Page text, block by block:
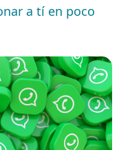
a tí en poco